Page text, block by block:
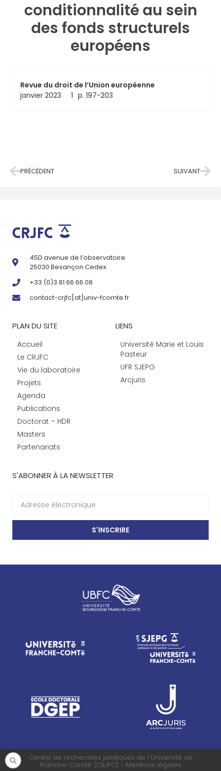
conditionnalité au sein
des fonds structurels
européens
Revue du droit de l’Union européenne
janvier 2023
1 p. 197-203
PRÉCÉDENT SUIVANT
45D avenue de l’observatoire
25030 Besançon Cedex
+33 (0)3 81 66 66 08
contact-crjfc[at]univ-fcomte.fr
PLAN DU SITE
Accueil
Le CRJFC
Vie du laboratoire
Projets
Agenda
Publications
Doctorat – HDR
Masters
Partenariats
LIENS
Université Marie et Louis
Pasteur
UFR SJEPG
Arcjuris
S'ABONNER À LA NEWSLETTER
S'INSCRIRE
Centre de recherches juridiques de l'Université de
Franche-Comté (CRJFC) - Mentions légales